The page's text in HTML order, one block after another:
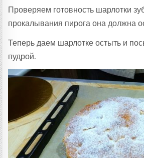
Проверяем готовность шарлотки
прокалывания пирога она должна
Теперь даем шарлотке остыть и
пудрой.